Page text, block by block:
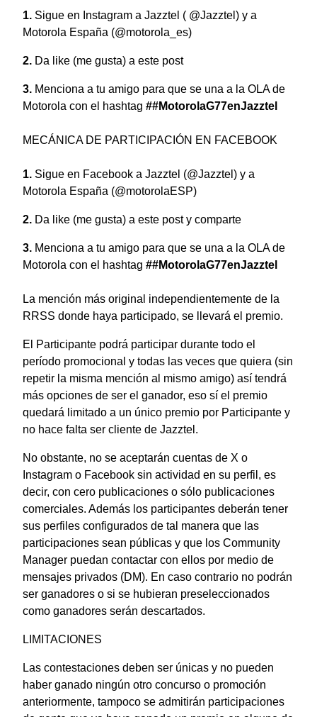
Sigue en Instagram a Jazztel ( @Jazztel) y a
Motorola España (@motorola_es)
Da like (me gusta) a este post
Menciona a tu amigo para que se una a la OLA de
Motorola con el hashtag ##MotorolaG77enJazztel
MECÁNICA DE PARTICIPACIÓN EN FACEBOOK
Sigue en Facebook a Jazztel (@Jazztel) y a
Motorola España (@motorolaESP)
Da like (me gusta) a este post y comparte
Menciona a tu amigo para que se una a la OLA de
Motorola con el hashtag ##MotorolaG77enJazztel
La mención más original independientemente de la
RRSS donde haya participado, se llevará el premio.
El Participante podrá participar durante todo el
período promocional y todas las veces que quiera (sin
repetir la misma mención al mismo amigo) así tendrá
más opciones de ser el ganador, eso sí el premio
quedará limitado a un único premio por Participante y
no hace falta ser cliente de Jazztel.
No obstante, no se aceptarán cuentas de X o
Instagram o Facebook sin actividad en su perfil, es
decir, con cero publicaciones o sólo publicaciones
comerciales. Además los participantes deberán tener
sus perfiles configurados de tal manera que las
participaciones sean públicas y que los Community
Manager puedan contactar con ellos por medio de
mensajes privados (DM). En caso contrario no podrán
ser ganadores o si se hubieran preseleccionados
como ganadores serán descartados.
LIMITACIONES
Las contestaciones deben ser únicas y no pueden
haber ganado ningún otro concurso o promoción
anteriormente, tampoco se admitirán participaciones